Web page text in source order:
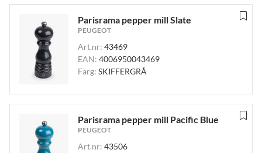
Parisrama pepper mill Slate
PEUGEOT
Art.nr: 43469
EAN: 4006950043469
Färg: SKIFFERGRÅ
Parisrama pepper mill Pacific Blue
PEUGEOT
Art.nr: 43506